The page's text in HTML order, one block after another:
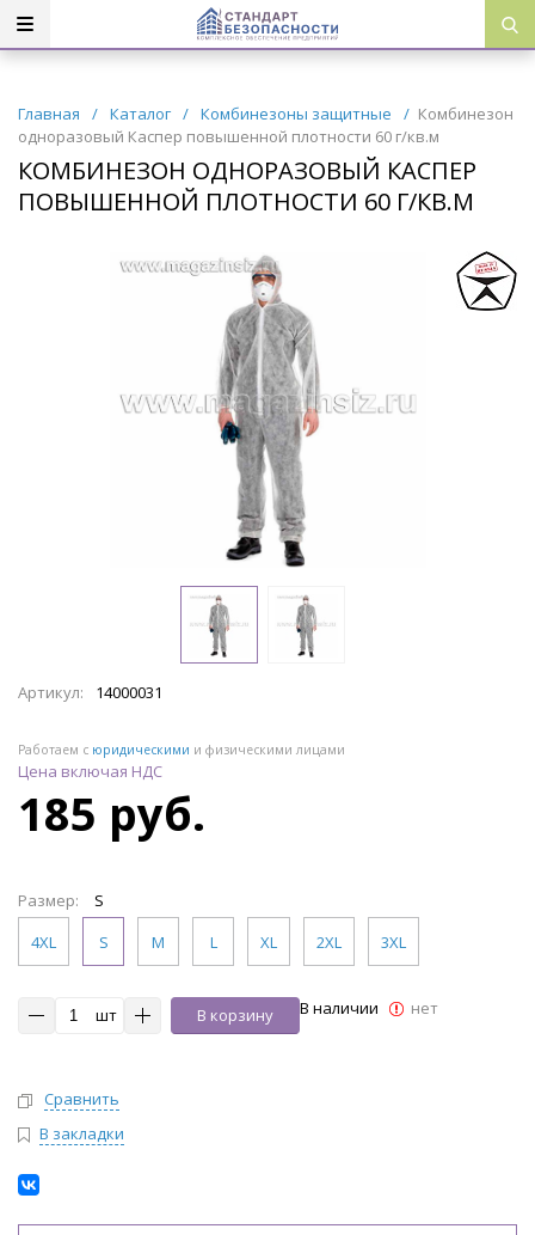
Главная / Каталог / Комбинезоны защитные / Комбинезон
одноразовый Каспер повышенной плотности 60 г/кв.м
КОМБИНЕЗОН ОДНОРАЗОВЫЙ КАСПЕР
ПОВЫШЕННОЙ ПЛОТНОСТИ 60 Г/КВ.М
Артикул: 14000031
Работаем с юридическими и физическими лицами
Цена включая НДС
185 руб.
Размер:
S
4XL
S M L XL 2XL 3XL
шт В корзину В наличии нет
Сравнить
В закладки